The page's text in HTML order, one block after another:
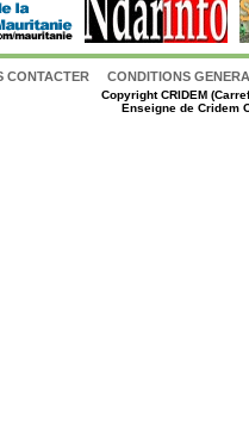
CONTACTER CONDITIONS
CopyrightCRIDEM
Enseigne de Cridem